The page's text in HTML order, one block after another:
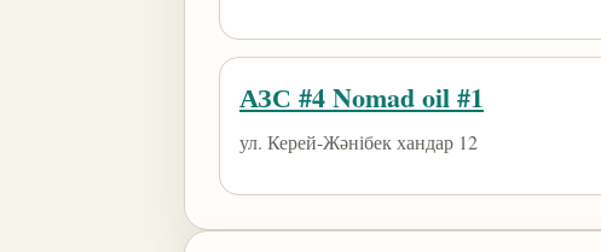
АЗС #4 Nomad oil #1
ул. Керей-Жәнібек хандар 12